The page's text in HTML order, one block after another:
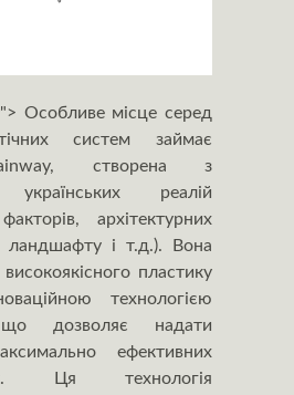
Особливе місце серед
систем займає
створена з
українських реалій
архітектурних
ландшафту і т.д.). Вона
пластику
технологією
що дозволяє надати
ефективних
Ця технологія